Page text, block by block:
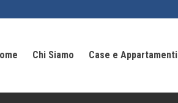
Chi Siamo Case e Appartamenti